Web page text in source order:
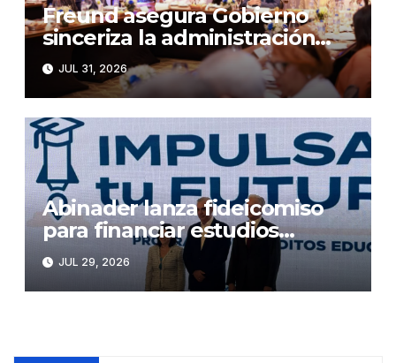
Freund asegura Gobierno
sinceriza la administración
pública, dice se desconoce
cuántos empleados tiene el
Estado
JUL 31, 2026
Abinader lanza fideicomiso
para financiar estudios
superiores
JUL 29, 2026